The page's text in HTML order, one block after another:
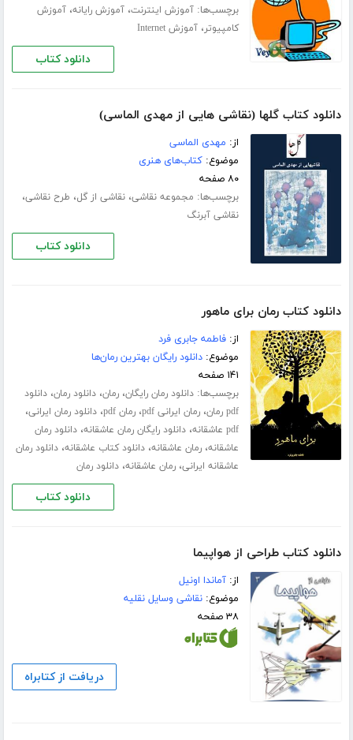
برچسب‌ها:آموزش اینترنت،آموزش رایانه،آموزش
کامپیوتر،آموزش Internet
دانلود کتاب
دانلود کتاب گلها (نقاشی هایی از مهدی الماسی)
از: مهدی الماسی
موضوع:کتاب‌های هنری
۸۰ صفحه
برچسب‌ها: مجموعه نقاشی،نقاشی از گل، طرح نقاشی،
نقاشی آبرنگ
دانلود کتاب
دانلود کتاب رمان برای ماهور
از:فاطمه جابری فرد
موضوع:دانلود رایگان بهترین رمان‌ها
۱۴۱ صفحه
برچسب‌ها:دانلود رمان رایگان،رمان،دانلود رمان،دانلود
pdf رمان
،رمان ایرانی pdf ،رمان pdf ،دانلود رمان ایرانی،
pdf عاشقانه ،دانلود رایگان رمان عاشقانه،دانلود رمان
عاشقانه،رمان عاشقانه،دانلود کتاب عاشقانه،دانلود رمان
عاشقانه ایرانی،رمان عاشقانه،دانلود رمان
دانلود کتاب
دانلود کتاب طراحی از هواپیما
از:آماندا اونیل
موضوع:نقاشی وسایل نقلیه
۳۸ صفحه
دریافت از کتابراه